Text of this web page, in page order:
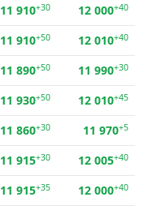
11 910+30 12 000+40
11 910+50 12 010+40
11 890+50 11 990+30
11 930+50 12 010+45
11 860+30 11 970+5
11 915+30 12 005+40
11 915+35 12 000+40